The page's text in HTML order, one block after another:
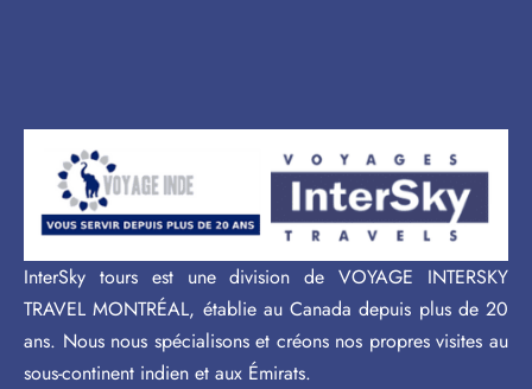
InterSky tours est une division de VOYAGE INTERSKY
TRAVEL MONTRÉAL, établie au Canada depuis plus de 20
ans. Nous nous spécialisons et créons nos propres visites au
sous-continent indien et aux Émirats.